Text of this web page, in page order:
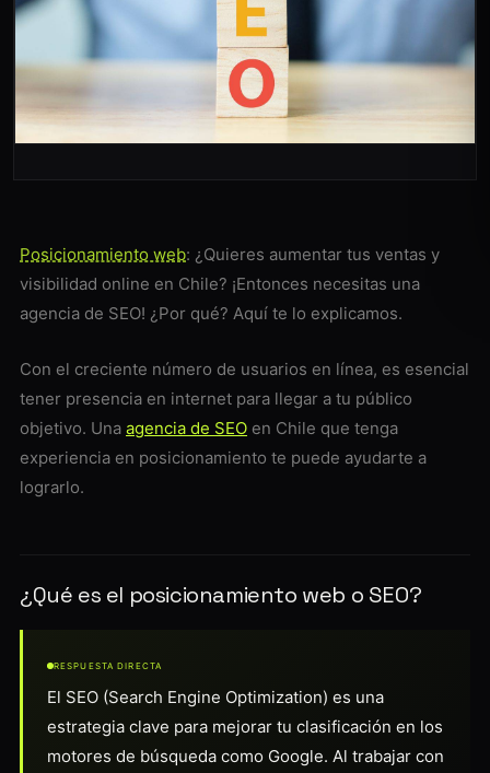
Posicionamiento web: ¿Quieres aumentar tus ventas y
visibilidad online en Chile? ¡Entonces necesitas una
agencia de SEO! ¿Por qué? Aquí te lo explicamos.
Con el creciente número de usuarios en línea, es esencial
tener presencia en internet para llegar a tu público
objetivo. Una agencia de SEO en Chile que tenga
experiencia en posicionamiento te puede ayudarte a
lograrlo.
¿Qué es el posicionamiento web o SEO?
RESPUESTA DIRECTA
El SEO (Search Engine Optimization) es una
estrategia clave para mejorar tu clasificación en los
motores de búsqueda como Google. Al trabajar con